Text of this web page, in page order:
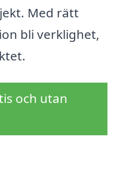
Med rätt
bli verklighet,
och utan